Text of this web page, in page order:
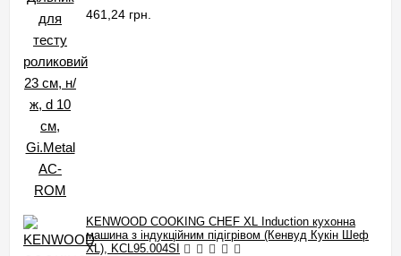
461,24 грн.
KENWOOD COOKING CHEF XL Induction кухонна
машина з індукційним підігрівом (Кенвуд Кукін Шеф
XL), KCL95.004SI